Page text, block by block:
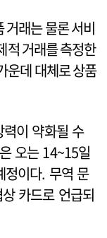
거래는 물론 서비
적 거래를 측정한
운데 대체로 상품
력이 약화될 수
오는 14~15일
정이다. 무역 문
카드로 언급되